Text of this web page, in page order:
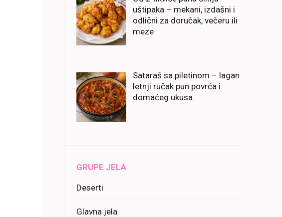
uštipaka – mekani, izdašni i
odlični za doručak, večeru ili
meze
Sataraš sa piletinom – lagan
letnji ručak pun povrća i
domaćeg ukusa.
GRUPE JELA
Deserti
Glavna jela